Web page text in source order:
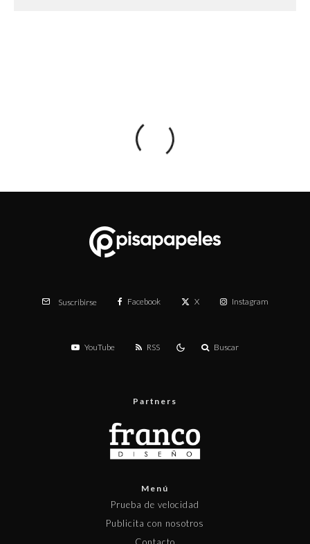
Suscribirse Facebook X Instagram
YouTube RSS Buscar
Partners
Menú
Prueba de velocidad
Publicita con nosotros